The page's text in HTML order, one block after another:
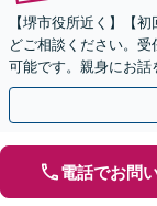
【堺市役所近く】【
どご相談ください。
可能です。親身にお話
す。豊富な実績をも
電話でお問